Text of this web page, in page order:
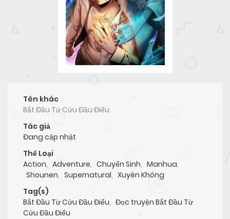
Tên khác
Bắt Đầu Từ Cửu Đầu Điểu
Tác giả
Đang cập nhật
Thể Loại
Action, Adventure, Chuyển Sinh, Manhua,
Shounen, Supernatural, Xuyên Không
Tag(s)
Bắt Đầu Từ Cửu Đầu Điểu, Đọc truyện Bắt Đầu Từ
Cửu Đầu Điểu